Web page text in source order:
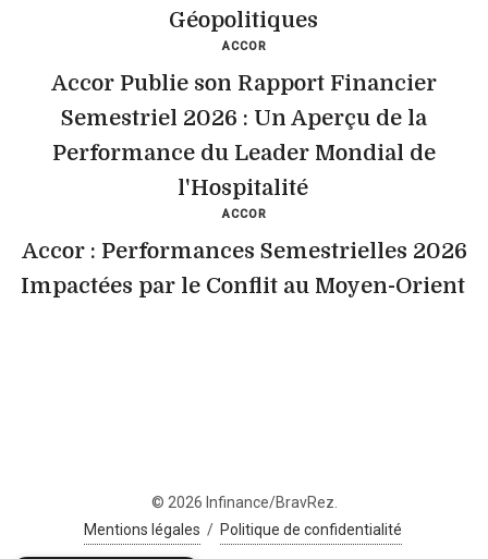
Géopolitiques
ACCOR
Accor Publie son Rapport Financier
Semestriel 2026 : Un Aperçu de la
Performance du Leader Mondial de
l'Hospitalité
ACCOR
Accor : Performances Semestrielles 2026
Impactées par le Conflit au Moyen-Orient
© 2026 Infinance/BravRez.
Mentions légales / Politique de confidentialité